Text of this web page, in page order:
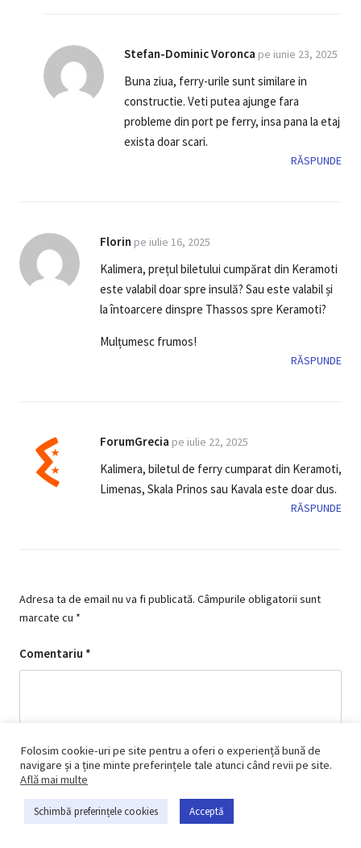
Stefan-Dominic Voronca pe iunie 23, 2025
Buna ziua, ferry-urile sunt similare in
constructie. Veti putea ajunge fara
probleme din port pe ferry, insa pana la etaj
exista doar scari.
RĂSPUNDE
Florin pe iulie 16, 2025
Kalimera, prețul biletului cumpărat din Keramoti
este valabil doar spre insulă? Sau este valabil și
la întoarcere dinspre Thassos spre Keramoti?
Mulțumesc frumos!
RĂSPUNDE
ForumGrecia pe iulie 22, 2025
Kalimera, biletul de ferry cumparat din Keramoti,
Limenas, Skala Prinos sau Kavala este doar dus.
RĂSPUNDE
Adresa ta de email nu va fi publicată. Câmpurile obligatorii sunt
marcate cu *
Comentariu *
Folosim cookie-uri pe site pentru a oferi o experiență bună de
navigare și a ține minte preferințele tale atunci când revii pe site.
Află mai multe
Schimbă preferințele cookies Acceptă